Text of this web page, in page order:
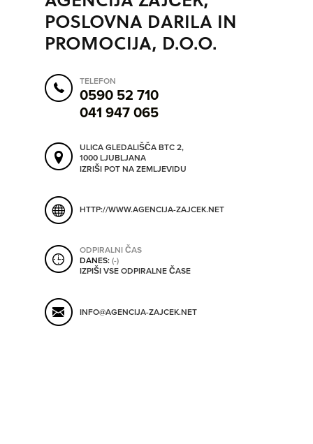
POŠLJI SMS
ORODJA
POSLOVNA DARILA IN
PROMOCIJA, D.O.O.
TELEFON
0590 52 710
041 947 065
ULICA GLEDALIŠČA BTC 2,
1000 LJUBLJANA
IZRIŠI POT NA ZEMLJEVIDU
HTTP://WWW.AGENCIJA-ZAJCEK.NET
ODPIRALNI ČAS
DANES:(-)
IZPIŠI VSE ODPIRALNE ČASE
INFO@AGENCIJA-ZAJCEK.NET